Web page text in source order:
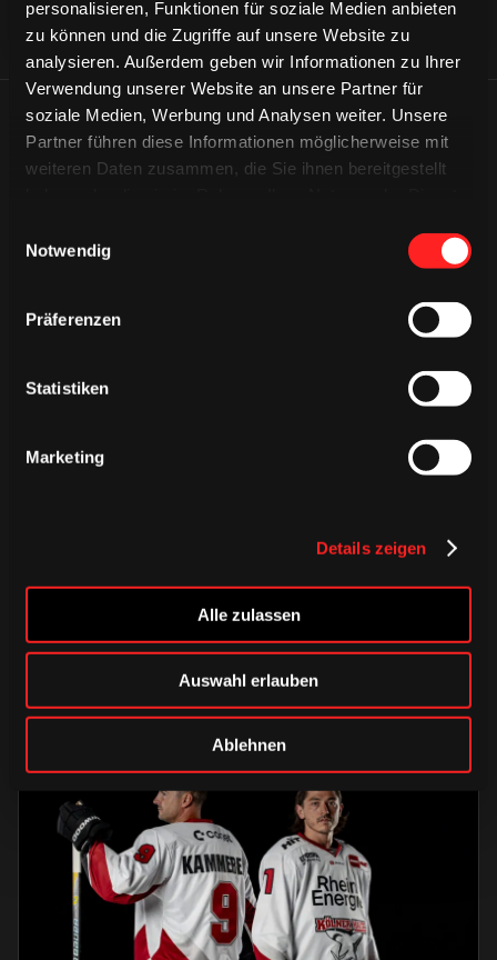
personalisieren, Funktionen für soziale Medien anbieten
zu können und die Zugriffe auf unsere Website zu
analysieren. Außerdem geben wir Informationen zu Ihrer
Verwendung unserer Website an unsere Partner für
soziale Medien, Werbung und Analysen weiter. Unsere
Partner führen diese Informationen möglicherweise mit
weiteren Daten zusammen, die Sie ihnen bereitgestellt
Notwendig
Präferenzen
Statistiken
Marketing
Details zeigen
Alle zulassen
Auswahl erlauben
Ablehnen
ÄHNLICHE NEWS
Alle Infos zum öffentlichen
Trainingsauftakt am Sonntag im
Haie-Zentrum
Saison 2026/2027